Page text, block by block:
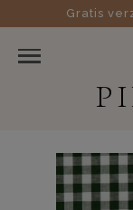
Gratis